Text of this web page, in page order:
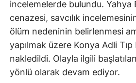
incelemelerde bulundu. Yahya
cenazesi, savcılık
ölüm nedeninin belirlenmesi
yapılmak üzere Konya Adli
nakledildi. Olayla ilgili
yönlü olarak devam ediyor.